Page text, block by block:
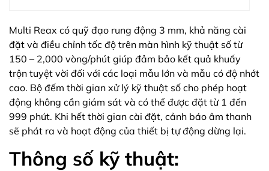
Multi Reax có quỹ đạo rung động 3 mm, khả năng cài
đặt và điều chỉnh tốc độ trên màn hình kỹ thuật số từ
150 – 2,000 vòng/phút giúp đảm bảo kết quả khuấy
trộn tuyệt vời đối với các loại mẫu lớn và mẫu có độ nhớt
cao. Bộ đếm thời gian xử lý kỹ thuật số cho phép hoạt
động không cần giám sát và có thể được đặt từ 1 đến
999 phút. Khi hết thời gian cài đặt, cảnh báo âm thanh
sẽ phát ra và hoạt động của thiết bị tự động dừng lại.
Thông số kỹ thuật: